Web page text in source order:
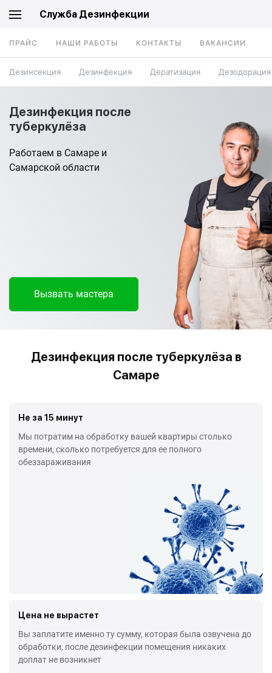
Служба Дезинфекции
ПРАЙС НАШИ РАБОТЫ КОНТАКТЫ ВАКАНСИИ
Дезинсекция Дезинфекция Дератизация Дезодорация
Дезинфекция после
туберкулёза
Работаем в Самаре и
Самарской области
Вызвать мастера
Дезинфекция после туберкулёза в
Самаре
Не за 15 минут
Мы потратим на обработку вашей квартиры столько
времени, сколько потребуется для ее полного
обеззараживания
Цена не вырастет
Вы заплатите именно ту сумму, которая была озвучена до
обработки, после дезинфекции помещения никаких
доплат не возникнет